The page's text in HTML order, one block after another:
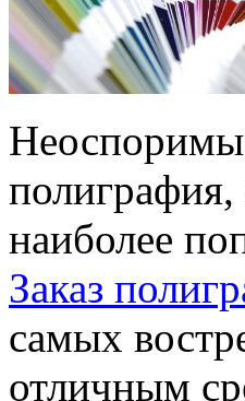
полиграфия,
наиболее
Заказ
самых
отличным